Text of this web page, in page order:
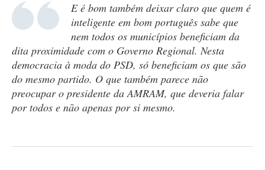
E é bom também deixar claro que quem é
inteligente em bom português sabe que
nem todos os municípios beneficiam da
dita proximidade com o Governo Regional. Nesta
democracia à moda do PSD, só beneficiam os que são
do mesmo partido. O que também parece não
preocupar o presidente da AMRAM, que deveria falar
por todos e não apenas por si mesmo.